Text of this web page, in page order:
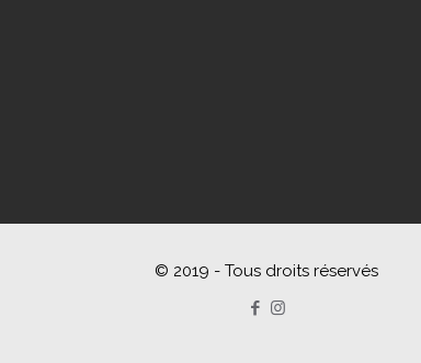
© 2019 - Tous droits réservés